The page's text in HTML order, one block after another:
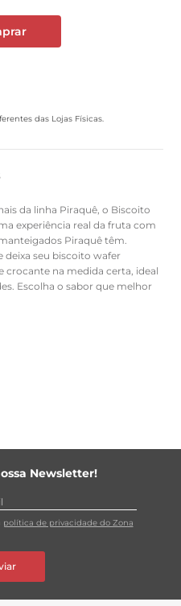
das Lojas Físicas.
da linha Piraquê, o Biscoito
experiência real da fruta com
Piraquê têm.
seu biscoito wafer
crocante na medida certa, ideal
Escolha o sabor que melhor
Newsletter!
política de privacidade do Zona